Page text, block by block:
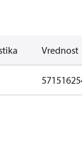
Vrednost